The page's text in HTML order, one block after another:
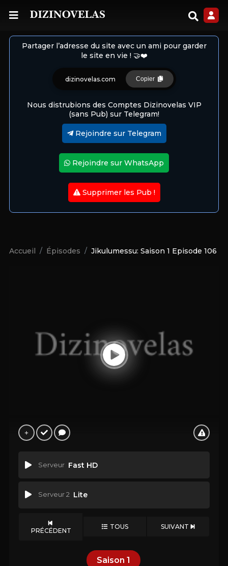
Partager l’adresse du site avec un ami pour garder
le site en vie ! 🤝❤️
dizinovelas.com Copier
Nous distrubions des Comptes Dizinovelas VIP
(sans Pub) sur Telegram!
Rejoindre sur Telegram
Rejoindre sur WhatsApp
Supprimer les Pub !
Accueil Épisodes Jikulumessu: Saison 1 Episode 106
Serveur Fast HD
Serveur 2 Lite
PRÉCÉDENT TOUS SUIVANT
Saison 1